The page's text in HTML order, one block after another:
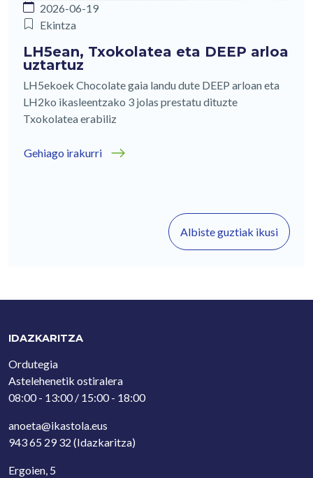
2026-06-19
Ekintza
LH5ean, Txokolatea eta DEEP arloa
uztartuz
LH5ekoek Chocolate gaia landu dute DEEP arloan eta
LH2ko ikasleentzako 3 jolas prestatu dituzte
Txokolatea erabiliz
Gehiago irakurri
Albiste guztiak ikusi
IDAZKARITZA
Ordutegia
Astelehenetik ostiralera
08:00 - 13:00 / 15:00 - 18:00
anoeta@ikastola.eus
943 65 29 32 (Idazkaritza)
Ergoien, 5